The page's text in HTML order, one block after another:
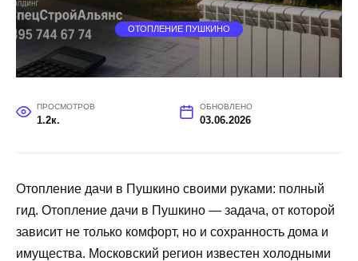
ОТОПЛЕНИЕ ПУШКИНО
ПРОСМОТРОВ
1.2к.
ОБНОВЛЕНО
03.06.2026
Отопление дачи в Пушкино своими руками: полный
гид. Отопление дачи в Пушкино — задача, от которой
зависит не только комфорт, но и сохранность дома и
имущества. Московский регион известен холодными